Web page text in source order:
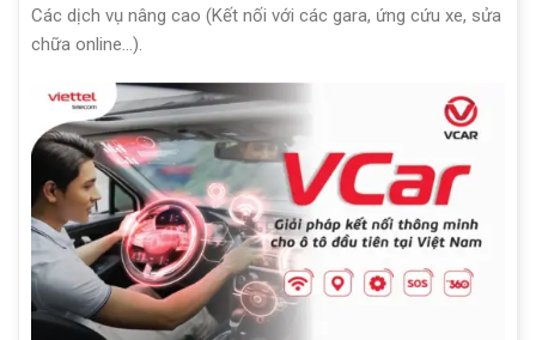
Các dịch vụ nâng cao (Kết nối với các gara, ứng cứu xe, sửa
chữa online…).